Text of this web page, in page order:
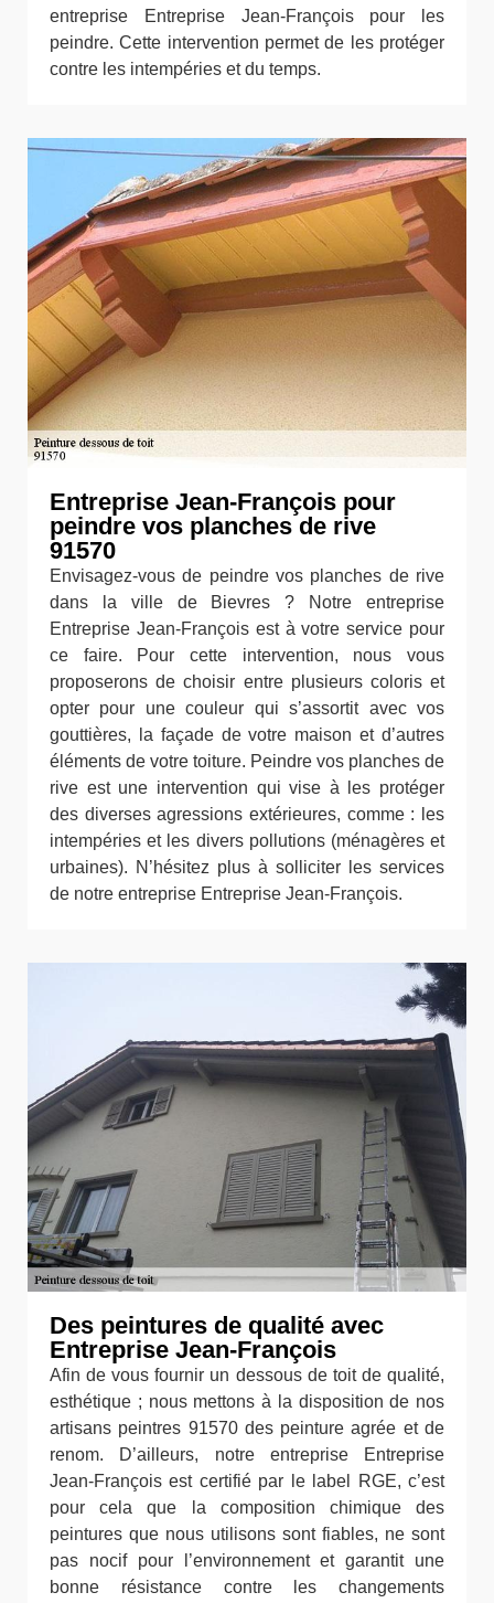
entreprise Entreprise Jean-François pour les
peindre. Cette intervention permet de les protéger
contre les intempéries et du temps.
Entreprise Jean-François pour
peindre vos planches de rive
91570
Envisagez-vous de peindre vos planches de rive
dans la ville de Bievres ? Notre entreprise
Entreprise Jean-François est à votre service pour
ce faire. Pour cette intervention, nous vous
proposerons de choisir entre plusieurs coloris et
opter pour une couleur qui s’assortit avec vos
gouttières, la façade de votre maison et d’autres
éléments de votre toiture. Peindre vos planches de
rive est une intervention qui vise à les protéger
des diverses agressions extérieures, comme : les
intempéries et les divers pollutions (ménagères et
urbaines). N’hésitez plus à solliciter les services
de notre entreprise Entreprise Jean-François.
Des peintures de qualité avec
Entreprise Jean-François
Afin de vous fournir un dessous de toit de qualité,
esthétique ; nous mettons à la disposition de nos
artisans peintres 91570 des peinture agrée et de
renom. D’ailleurs, notre entreprise Entreprise
Jean-François est certifié par le label RGE, c’est
pour cela que la composition chimique des
peintures que nous utilisons sont fiables, ne sont
pas nocif pour l’environnement et garantit une
bonne résistance contre les changements